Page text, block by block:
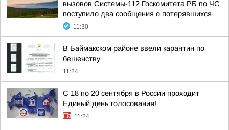
вызовов Системы-112 Госкомитета РБ по ЧС
поступило два сообщения о потерявшихся
11:30
В Баймакском районе ввели карантин по
бешенству
11:24
С 18 по 20 сентября в России проходит
Единый день голосования!
11:24